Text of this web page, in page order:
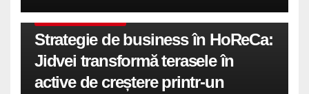
Strategie de business în HoReCa:
Jidvei transformă terasele în
active de creștere printr-un